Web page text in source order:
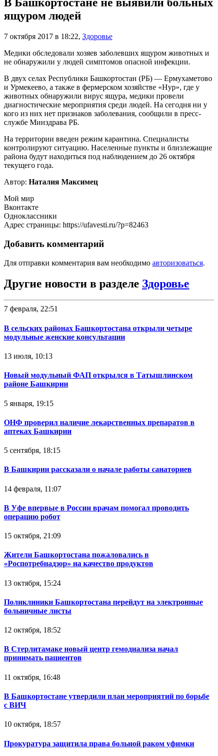
В Башкортостане не выявили больных
ящуром людей
7 октября 2017 в 18:22, Здоровье
Медики обследовали хозяев заболевших ящуром животных и
не обнаружили у людей симптомов опасной инфекции.
В двух селах Республики Башкортостан (РБ) — Ермухаметово
и Урмекеево, а также в фермерском хозяйстве «Нур», где у
животных обнаружили вирус ящура, медики провели
диагностические мероприятия среди людей. На сегодня ни у
кого из них нет признаков заболевания, сообщили в пресс-
службе Минздрава РБ.
На территории введен режим карантина. Специалисты
контролируют ситуацию. Населенные пункты и близлежащие
района будут находиться под наблюдением до 26 октября
текущего года.
Автор: Наталия Максимец
Мой мир
Вконтакте
Одноклассники
Адрес страницы: https://ufavesti.ru/?p=82463
Добавить комментарий
Для отправки комментария вам необходимо авторизоваться.
Другие новости в разделе Здоровье
7 февраля, 22:51
В сельских районах Башкортостана открыли четыре
модульные женские консультации
13 июля, 10:13
Новый модульный ФАП открылся в Татышлинском
районе Башкирии
5 января, 19:15
ОНФ проверил наличие лекарственных препаратов в
аптеках Башкирии
5 сентября, 18:15
В Башкирии рассказали о начале работы санаториев
14 февраля, 11:07
В Уфе впервые в России врачам помогал проводить
операцию робот
15 октября, 21:09
Жители Башкортостана пожаловались в
«Роспотребнадзор» на качество продуктов
13 октября, 15:24
Поликлиники Башкортостана перейдут на электронные
больничные листы
12 октября, 18:52
В Стерлитамаке новый центр гемодиализа начал
принимать пациентов
11 октября, 16:48
В Башкортостане утвердили план мероприятий по борьбе
с ВИЧ
10 октября, 18:57
Прокуратура защитила права больной раком уфимки